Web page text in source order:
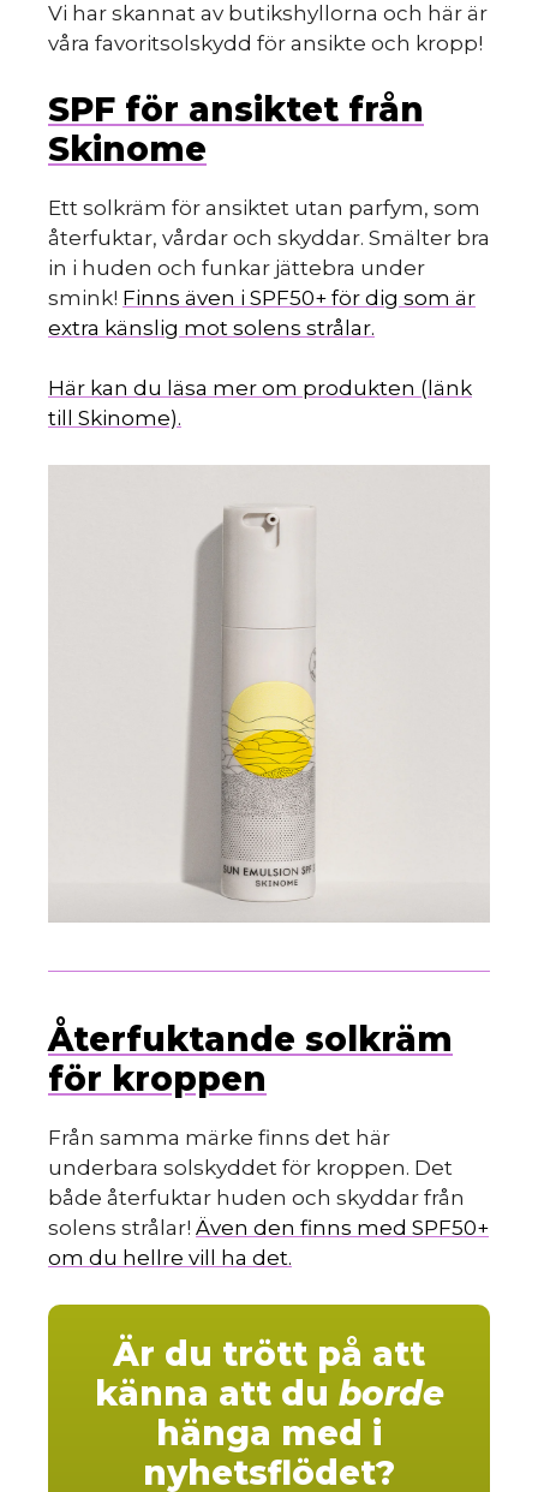
Vi har skannat av butikshyllorna och här är
våra favoritsolskydd för ansikte och kropp!
SPF för ansiktet från
Skinome
Ett solkräm för ansiktet utan parfym, som
återfuktar, vårdar och skyddar. Smälter bra
in i huden och funkar jättebra under
smink! Finns även i SPF50+ för dig som är
extra känslig mot solens strålar.
Här kan du läsa mer om produkten (länk
till Skinome).
Återfuktande solkräm
för kroppen
Från samma märke finns det här
underbara solskyddet för kroppen. Det
både återfuktar huden och skyddar från
solens strålar! Även den finns med SPF50+
om du hellre vill ha det.
Är du trött på att
känna att du borde
hänga med i
nyhetsflödet?